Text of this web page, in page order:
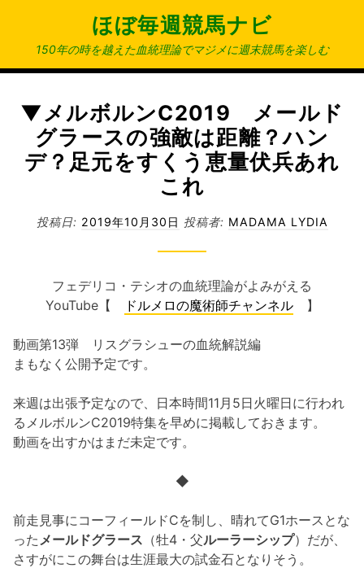
ン
ほぼ毎週競馬ナビ
150年の時を越えた血統理論でマジメに週末競馬を楽しむ
▼メルボルンC2019 メールド
グラースの強敵は距離？ハン
デ？足元をすくう恵量伏兵あれ
これ
投稿日: 2019年10月30日 投稿者: MADAMA LYDIA
フェデリコ・テシオの血統理論がよみがえる
YouTube【
ドルメロの魔術師チャンネル】
動画第13弾 リスグラシューの血統解説編
まもなく公開予定です。
来週は出張予定なので、日本時間11月5日火曜日に行われ
るメルボルンC2019特集を早めに掲載しておきます。
動画を出すかはまだ未定です。
◆
前走見事にコーフィールドCを制し、晴れてG1ホースとな
った メールドグラース （牡4・父ルーラーシップ）だが、
さすがにこの舞台は生涯最大の試金石となりそう。